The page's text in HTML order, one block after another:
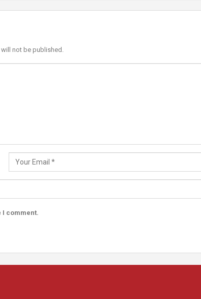
not be published.
I comment.